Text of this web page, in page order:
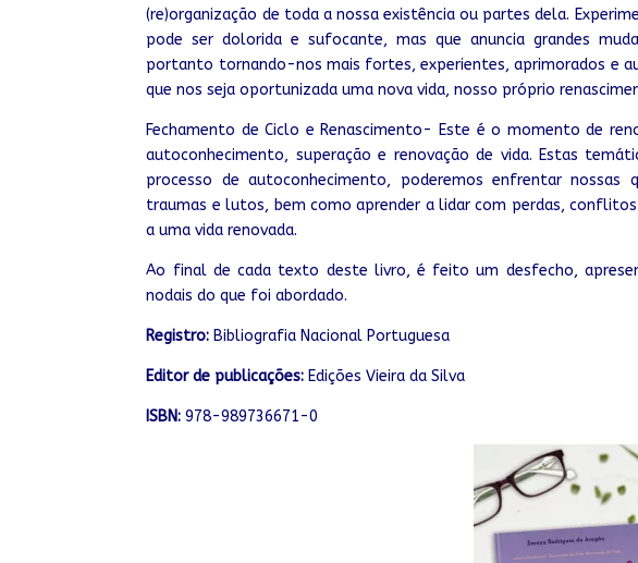
(re)organização de toda a nossa existência ou partes dela.
pode ser dolorida e sufocante, mas que anuncia grandes
portanto tornando-nos mais fortes, experientes, aprimorados e
que nos seja oportunizada uma nova vida, nosso próprio
Fechamento de Ciclo e Renascimento- Este é o momento de
autoconhecimento, superação e renovação de vida. Estas
processo de autoconhecimento, poderemos enfrentar
traumas e lutos, bem como aprender a lidar com perdas,
a uma vida renovada.
Ao final de cada texto deste livro, é feito um desfecho,
nodais do que foi abordado.
Registro: Bibliografia Nacional Portuguesa
Editor de publicações: Edições Vieira da Silva
ISBN: 978-989736671-0